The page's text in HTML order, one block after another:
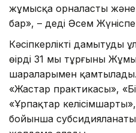
жұмысқа орналасты және
бар», – деді Әсем
Кәсіпкерлікті
өңірдің 31 мың тұрғыны
шараларымен қамтылады.
«Жастар практикасы»,
«Ұрпақтар
бойынша